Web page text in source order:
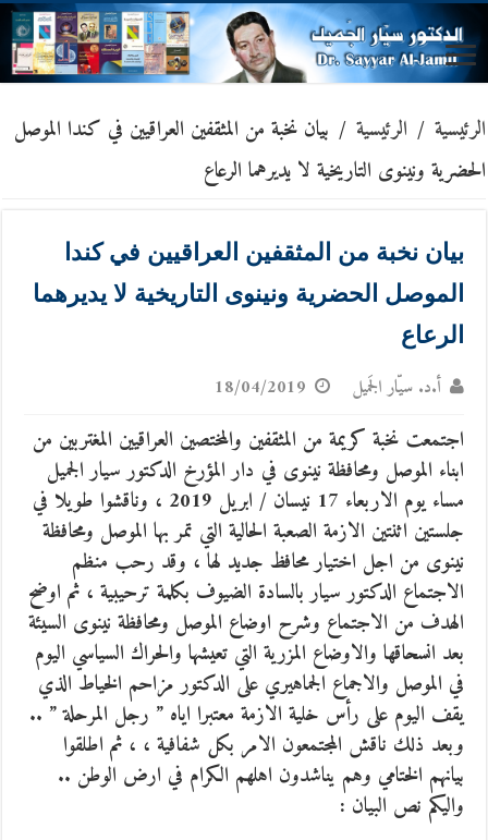
الرئيسية / الرئيسية / بيان نخبة من المثقفين العراقيين في كندا الموصل
الحضرية ونينوى التاريخية لا يديرهما الرعاع
بيان نخبة من المثقفين العراقيين في كندا
الموصل الحضرية ونينوى التاريخية لا يديرهما
الرعاع
أ.د. سيّار الجَميل 18/04/2019
اجتمعت نخبة كريمة من المثقفين والمختصين العراقيين المغتربين من
ابناء الموصل ومحافظة نينوى في دار المؤرخ الدكتور سيار الجميل
مساء يوم الاربعاء 17 نيسان / ابريل 2019 ، وناقشوا طويلا في
جلستين اثنتين الازمة الصعبة الحالية التي تمر بها الموصل ومحافظة
نينوى من اجل اختيار محافظ جديد لها ، وقد رحب منظم
الاجتماع الدكتور سيار بالسادة الضيوف بكلمة ترحيبية ، ثم اوضح
الهدف من الاجتماع وشرح اوضاع الموصل ومحافظة نينوى السيئة
بعد انسحاقها والاوضاع المزرية التي تعيشها والحراك السياسي اليوم
في الموصل والاجماع الجماهيري على الدكتور مزاحم الخياط الذي
يقف اليوم على رأس خلية الازمة معتبرا اياه ” رجل المرحلة ” ..
وبعد ذلك ناقش المجتمعون الامر بكل شفافية ، ، ثم اطلقوا
بيانهم الختامي وهم يناشدون اهلهم الكرام في ارض الوطن ..
واليكم نص البيان :